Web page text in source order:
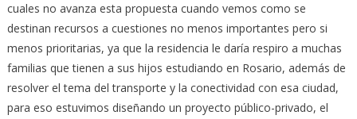
cuales no avanza esta propuesta cuando vemos como se
destinan recursos a cuestiones no menos importantes pero si
menos prioritarias, ya que la residencia le daría respiro a muchas
familias que tienen a sus hijos estudiando en Rosario, además de
resolver el tema del transporte y la conectividad con esa ciudad,
para eso estuvimos diseñando un proyecto público-privado, el